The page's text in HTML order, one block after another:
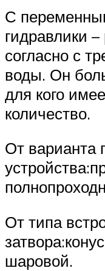
С
гидравлики –
согласно с
воды. Он
для кого
количество.
От варианта
От типа
шаровой.